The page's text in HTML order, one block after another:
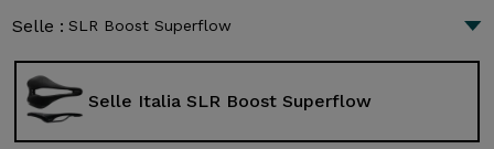
Selle : SLR Boost Superflow
Selle Italia SLR Boost Superflow